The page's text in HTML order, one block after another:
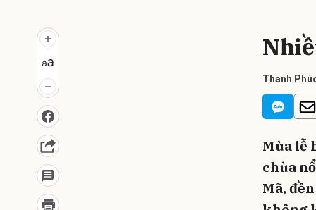
Thanh
Mùa lễ
chùa
Mã,